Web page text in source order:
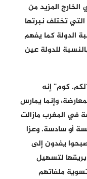
المزيد من
تختلف نبرتها
الدولة كما يفهم
للدولة عين
كوم” إنه
وإنما يمارس
في المغرب مازالت
أو سادسة. وعزا
يفدون إلى
لتسهيل
ملفاتهم